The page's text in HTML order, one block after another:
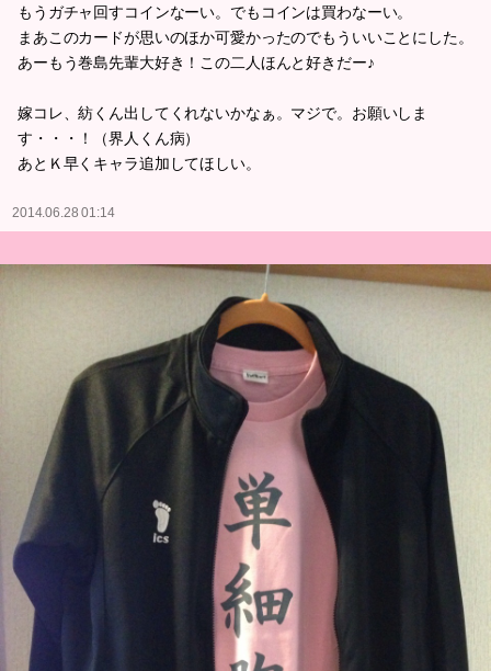
もうガチャ回すコインなーい。でもコインは買わなーい。
まあこのカードが思いのほか可愛かったのでもういいことにした。
あーもう巻島先輩大好き！この二人ほんと好きだー♪
嫁コレ、紡くん出してくれないかなぁ。マジで。お願いしま
す・・・！（界人くん病）
あとＫ早くキャラ追加してほしい。
2014.06.28 01:14